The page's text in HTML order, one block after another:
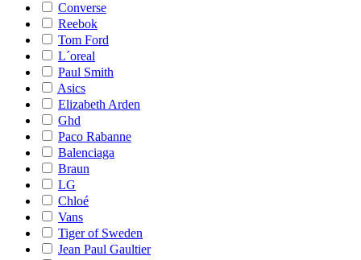
Converse
Reebok
Tom Ford
L´oreal
Paul Smith
Asics
Elizabeth Arden
Ghd
Paco Rabanne
Balenciaga
Braun
LG
Chloé
Vans
Tiger of Sweden
Jean Paul Gaultier